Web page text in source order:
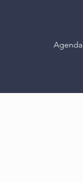
Agenda